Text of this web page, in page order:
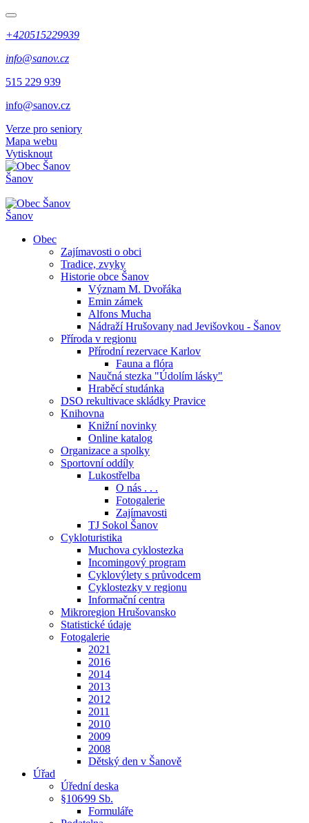
+420515229939
info@sanov.cz
515 229 939
info@sanov.cz
Verze pro seniory
Mapa webu
Vytisknout
Šanov
Šanov
Obec
Zajímavosti o obci
Tradice, zvyky
Historie obce Šanov
Význam M. Dvořáka
Emin zámek
Alfons Mucha
Nádraží Hrušovany nad Jevišovkou - Šanov
Příroda v regionu
Přírodní rezervace Karlov
Fauna a flóra
Naučná stezka "Údolím lásky"
Hraběcí studánka
DSO rekultivace skládky Pravice
Knihovna
Knižní novinky
Online katalog
Organizace a spolky
Sportovní oddíly
Lukostřelba
O nás . . .
Fotogalerie
Zajímavosti
TJ Sokol Šanov
Cykloturistika
Muchova cyklostezka
Incomingový program
Cyklovýlety s průvodcem
Cyklostezky v regionu
Informační centra
Mikroregion Hrušovansko
Statistické údaje
Fotogalerie
2021
2016
2014
2013
2012
2011
2010
2009
2008
Dětský den v Šanově
Úřad
Úřední deska
§106⁄99 Sb.
Formuláře